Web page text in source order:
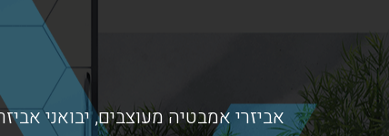
אביזרי אמבטיה מעוצבים, יבואני